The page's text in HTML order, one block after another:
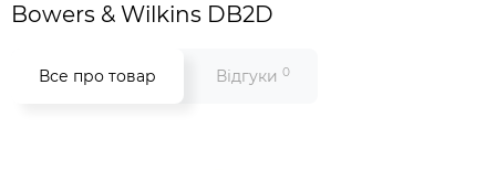
Bowers & Wilkins DB2D
Все про товар Відгуки 0